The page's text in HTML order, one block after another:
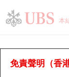
本
免責聲明（香港
認股證分析
瑞銀認股證一覽
街貨統計
牛熊全景快搜
街貨統計
十大升幅/跌幅
正股分析儀
持股比重
每月輪證大市專題